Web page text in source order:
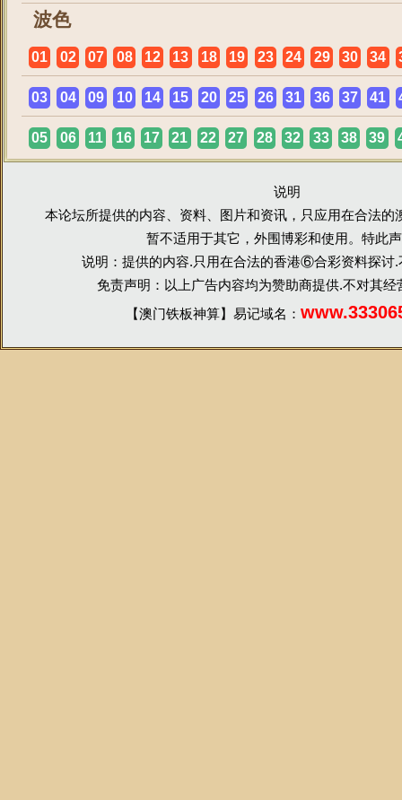
波色
01 02 07 08 12 13 18 19 23 24 29 30 34
03 04 09 10 14 15 20 25 26 31 36 37 41
05 06 11 16 17 21 22 27 28 32 33 38 39
说明
本论坛所提供的内容、资料、图片和资讯，只应用在合法
暂不适用于其它，外围博彩和使用。特此
说明：提供的内容.只用在合法的香港⑥合彩资料探讨.
免责声明：以上广告内容均为赞助商提供.不对其经
【澳门铁板神算】易记域名：